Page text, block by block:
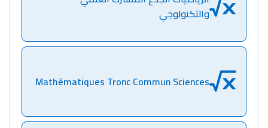
Lycée Maroc
والتكنولوجي
Mathématiques Tronc Commun Sciences